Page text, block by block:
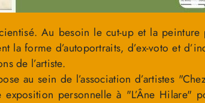
Au besoin le cut-up et la peinture
la forme d’autoportraits, d’ex-voto et
de l’artiste.
au sein de l’association d’artistes
exposition personnelle à "L’Âne Hilare"